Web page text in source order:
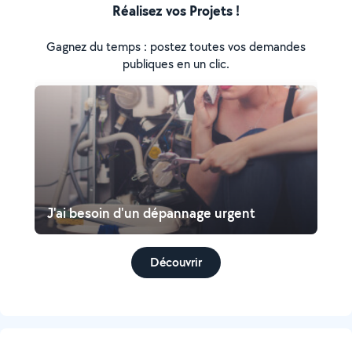
Réalisez vos Projets !
Gagnez du temps : postez toutes vos demandes
publiques en un clic.
J'ai besoin d'un dépannage urgent
Découvrir